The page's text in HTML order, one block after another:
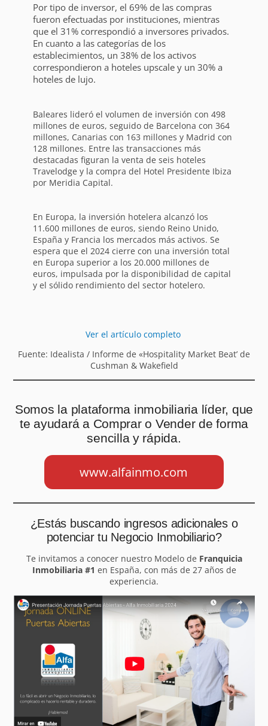
Por tipo de inversor, el 69% de las compras
fueron efectuadas por instituciones, mientras
que el 31% correspondió a inversores privados.
En cuanto a las categorías de los
establecimientos, un 38% de los activos
correspondieron a hoteles upscale y un 30% a
hoteles de lujo.
Baleares lideró el volumen de inversión con 498
millones de euros, seguido de Barcelona con 364
millones, Canarias con 163 millones y Madrid con
128 millones. Entre las transacciones más
destacadas figuran la venta de seis hoteles
Travelodge y la compra del Hotel Presidente Ibiza
por Meridia Capital.
En Europa, la inversión hotelera alcanzó los
11.600 millones de euros, siendo Reino Unido,
España y Francia los mercados más activos. Se
espera que el 2024 cierre con una inversión total
en Europa superior a los 20.000 millones de
euros, impulsada por la disponibilidad de capital
y el sólido rendimiento del sector hotelero.
Ver el artículo completo
Fuente: Idealista / Informe de «Hospitality Market Beat’ de
Cushman & Wakefield
Somos la plataforma inmobiliaria líder, que
te ayudará a Comprar o Vender de forma
sencilla y rápida.
www.alfainmo.com
¿Estás buscando ingresos adicionales o
potenciar tu Negocio Inmobiliario?
Te invitamos a conocer nuestro Modelo de Franquicia
Inmobiliaria #1 en España, con más de 27 años de
experiencia.